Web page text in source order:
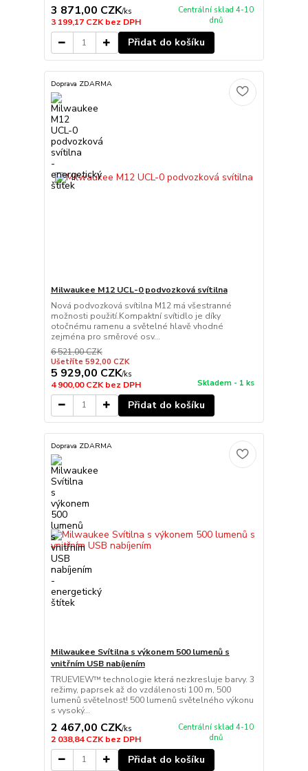
3 871,00 CZK/ks
3 199,17 CZKbez DPH
Centrální sklad 4-10
dnů
Přidat do košíku
Doprava ZDARMA
Milwaukee M12 UCL-0 podvozková svítilna
Nová podvozková svítilna M12 má všestranné
možnosti použití.Kompaktní svítidlo je díky
otočnému ramenu a světelné hlavě vhodné
zejména pro směrové osv...
6 521,00 CZK
Ušetříte 592,00 CZK
5 929,00 CZK/ks
4 900,00 CZKbez DPH Skladem - 1 ks
Přidat do košíku
Doprava ZDARMA
Milwaukee Svítilna s výkonem 500 lumenů s
vnitřním USB nabíjením
TRUEVIEW™ technologie která nezkresluje barvy. 3
režimy, paprsek až do vzdálenosti 100 m, 500
lumenů světelnost! 500 lumenů světelného výkonu
s vysoký...
2 467,00 CZK/ks
2 038,84 CZKbez DPH
Centrální sklad 4-10
dnů
Přidat do košíku